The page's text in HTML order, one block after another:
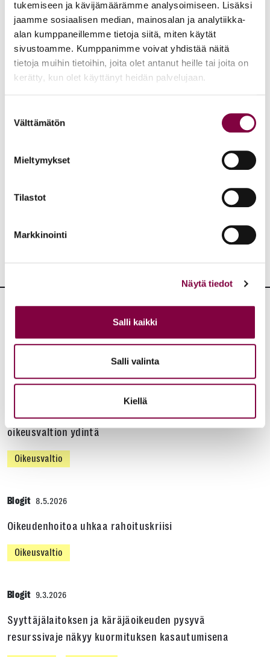
tukemiseen ja kävijämäärämme analysoimiseen. Lisäksi
jaamme sosiaalisen median, mainosalan ja analytiikka-
alan kumppaneillemme tietoja siitä, miten käytät
sivustoamme. Kumppanimme voivat yhdistää näitä
tietoja muihin tietoihin, joita olet antanut heille tai joita on
kerätty, kun olet käyttänyt heidän palvelujaan.
valinta
Välttämätön
Mieltymykset
Tilastot
Markkinointi
Näytä tiedot
Salli kaikki
Salli valinta
Kiellä
tarvitaan lisää velallisensuojaa, sitä ei lähdetä hakemaan
ulosottohallinnon ohjeilla vaan nimenomaan eduskunnan
säätämän lain kautta. Voimme laskea illalla päämme
tyynylle ja huokaista helpotuksesta – suomalainen
oikeusvaltio on sitkeä sissi! Sitä vaalikaamme.
prosessioikeuden professori
Aiheet:
Lisää artikkeleita
Vähemmistöjen oikeuksien turvaaminen on
oikeusvaltion ydintä
Oikeusvaltio
Blogit 8.5.2026
Oikeudenhoitoa uhkaa rahoituskriisi
Oikeusvaltio
Blogit 9.3.2026
Syyttäjälaitoksen ja käräjäoikeuden pysyvä
resurssivaje näkyy kuormituksen kasautumisena